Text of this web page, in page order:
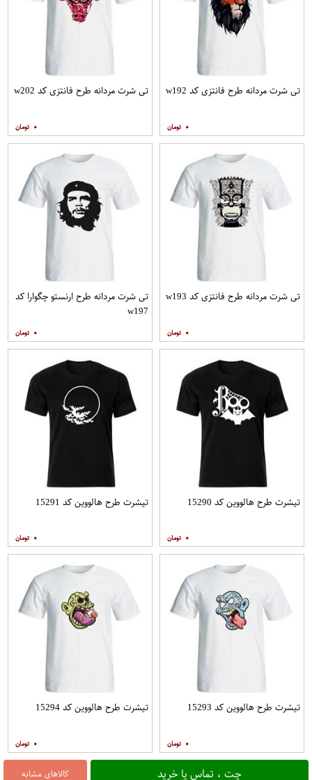
کالاهای مشابه چت ، تماس یا خرید
تی شرت مردانه طرح فانتزی کد w192
۰
تی شرت مردانه طرح فانتزی کد w202
۰
تی شرت مردانه طرح فانتزی کد w193
۰
تی شرت مردانه طرح ارنستو چگوارا کد
w197
۰
تیشرت طرح هالووین کد 15290
۰
تیشرت طرح هالووین کد 15291
۰
تیشرت طرح هالووین کد 15293
۰
تیشرت طرح هالووین کد 15294
۰